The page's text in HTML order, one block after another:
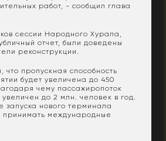
работ, - сообщил глава
сессии Народного Хурала,
отчет, были доведены
реконструкции.
что пропускная способность
будет увеличена до 450
чему пассажиропоток
до 2 млн. человек в год.
запуска нового терминала
принимать международные